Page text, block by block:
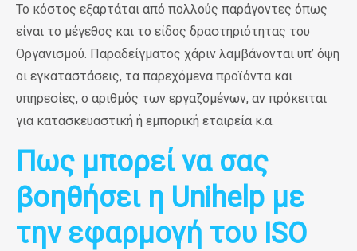
Το κόστος εξαρτάται από πολλούς παράγοντες όπως
είναι το μέγεθος και το είδος δραστηριότητας του
Οργανισμού. Παραδείγματος χάριν λαμβάνονται υπ’ όψη
οι εγκαταστάσεις, τα παρεχόμενα προϊόντα και
υπηρεσίες, ο αριθμός των εργαζομένων, αν πρόκειται
για κατασκευαστική ή εμπορική εταιρεία κ.α.
Πως μπορεί να σας
βοηθήσει η Unihelp με
την εφαρμογή του ISO